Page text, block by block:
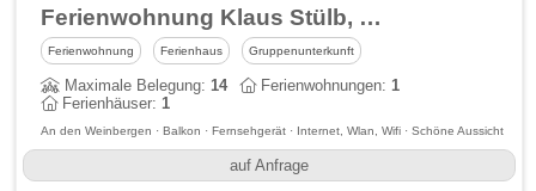
Ferienwohnung Klaus Stülb, Weingut & Sectmanufaktur
Ferienwohnung Ferienhaus Gruppenunterkunft
Maximale Belegung:14 Ferienwohnungen:1
Ferienhäuser:1
An den Weinbergen · Balkon · Fernsehgerät · Internet, Wlan, Wifi · Schöne Aussicht
auf Anfrage